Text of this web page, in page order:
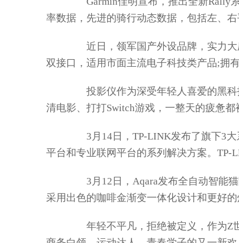
率数据，先进的骑行动态数据，包括左、
近日，领军国产外设品牌，实力大
双接口，适用市面主流电子科技类产品;拥
投影仪作为深受年轻人喜爱的黑科
清电影、打打Switch游戏，一整天的疲惫
3月14日，TP-LINK发布了旗下3大
平台和专业联网平台的系列解决方案。
3月12日，Aqara发布全自动智能猫
采用出色的咖啡金渐变一体化设计和更好
年轻不平凡，拒绝被定义，作为Z世